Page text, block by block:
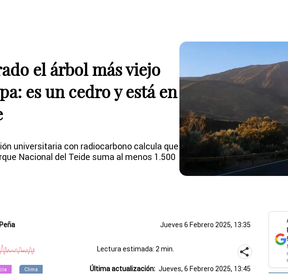
el árbol más viejo
es un cedro y está en
universitaria con radiocarbono calcula que
Nacional del Teide suma al menos 1.500
Jueves 6 Febrero 2025, 13:35
Lectura estimada: 2 min.
Clima Última actualización: Jueves, 6 Febrero 2025, 13:45